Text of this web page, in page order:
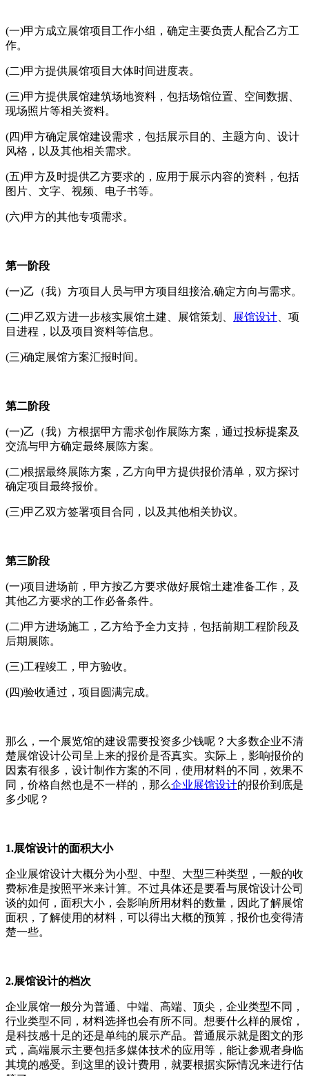
(一)甲方成立展馆项目工作小组，确定主要负责人配合乙方工
作。
(二)甲方提供展馆项目大体时间进度表。
(三)甲方提供展馆建筑场地资料，包括场馆位置、空间数据、
现场照片等相关资料。
(四)甲方确定展馆建设需求，包括展示目的、主题方向、设计
风格，以及其他相关需求。
(五)甲方及时提供乙方要求的，应用于展示内容的资料，包括
图片、文字、视频、电子书等。
(六)甲方的其他专项需求。
第一阶段
(一)乙（我）方项目人员与甲方项目组接洽,确定方向与需求。
(二)甲乙双方进一步核实展馆土建、展馆策划、 展馆设计 、项
目进程，以及项目资料等信息。
(三)确定展馆方案汇报时间。
第二阶段
(一)乙（我）方根据甲方需求创作展陈方案，通过投标提案及
交流与甲方确定最终展陈方案。
(二)根据最终展陈方案，乙方向甲方提供报价清单，双方探讨
确定项目最终报价。
(三)甲乙双方签署项目合同，以及其他相关协议。
第三阶段
(一)项目进场前，甲方按乙方要求做好展馆土建准备工作，及
其他乙方要求的工作必备条件。
(二)甲方进场施工，乙方给予全力支持，包括前期工程阶段及
后期展陈。
(三)工程竣工，甲方验收。
(四)验收通过，项目圆满完成。
那么，一个展览馆的建设需要投资多少钱呢？大多数企业不清
楚展馆设计公司呈上来的报价是否真实。实际上，影响报价的
因素有很多，设计制作方案的不同，使用材料的不同，效果不
同，价格自然也是不一样的，那么企业展馆设计的报价到底是
多少呢？
1.展馆设计的面积大小
企业展馆设计大概分为小型、中型、大型三种类型，一般的收
费标准是按照平米来计算。不过具体还是要看与展馆设计公司
谈的如何，面积大小，会影响所用材料的数量，因此了解展馆
面积，了解使用的材料，可以得出大概的预算，报价也变得清
楚一些。
2.展馆设计的档次
企业展馆一般分为普通、中端、高端、顶尖，企业类型不同，
行业类型不同，材料选择也会有所不同。想要什么样的展馆，
是科技感十足的还是单纯的展示产品。普通展示就是图文的形
式，高端展示主要包括多媒体技术的应用等，能让参观者身临
其境的感受。到这里的设计费用，就要根据实际情况来进行估